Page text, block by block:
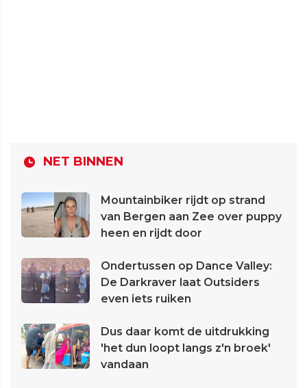
NET BINNEN
Mountainbiker rijdt op strand
van Bergen aan Zee over puppy
heen en rijdt door
Ondertussen op Dance Valley:
De Darkraver laat Outsiders
even iets ruiken
Dus daar komt de uitdrukking
'het dun loopt langs z'n broek'
vandaan